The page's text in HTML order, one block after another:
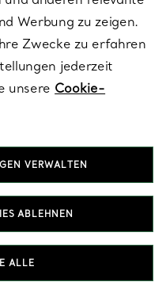
Werbung zu zeigen.
Zwecke zu erfahren
jederzeit
unsere Cookie-
VERWALTEN
ABLEHNEN
ALLE